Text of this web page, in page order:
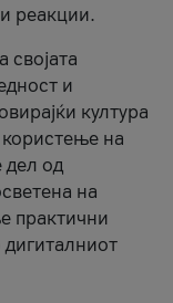
реакции.
својата
и
култура
на
дел од
на
практични